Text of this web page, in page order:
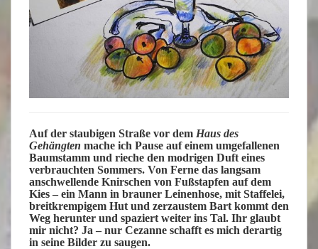
Auf der staubigen Straße vor dem Haus des
Gehängten mache ich Pause auf einem umgefallenen
Baumstamm und rieche den modrigen Duft eines
verbrauchten Sommers. Von Ferne das langsam
anschwellende Knirschen von Fußstapfen auf dem
Kies – ein Mann in brauner Leinenhose, mit Staffelei,
breitkrempigem Hut und zerzaustem Bart kommt den
Weg herunter und spaziert weiter ins Tal. Ihr glaubt
mir nicht? Ja – nur Cezanne schafft es mich derartig
in seine Bilder zu saugen.